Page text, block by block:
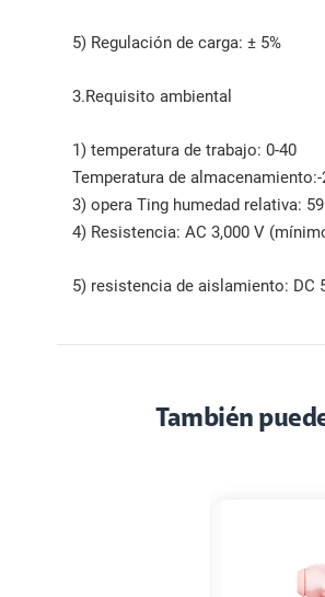
5) Regulación de carga: ± 5%
3.Requisito ambiental
1) temperatura de trabajo: 0-40
Temperatura de almacenamiento:-
3) opera Ting humedad relativa:
4) Resistencia: AC 3,000 V
5) resistencia de aislamiento: DC
También